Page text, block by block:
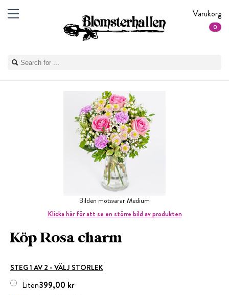
Varukorg
0
Bilden motsvarar Medium
Klicka här för att se en större bild av produkten
Köp Rosa charm
STEG 1 AV 2 - VÄLJ STORLEK
399,00 kr
Liten